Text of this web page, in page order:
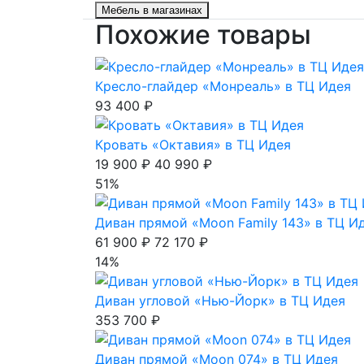
Мебель в магазинах
Похожие товары
Кресло-глайдер «Монреаль» в ТЦ Идея
93 400 ₽
Кровать «Октавия» в ТЦ Идея
19 900 ₽ 40 990 ₽
51%
Диван прямой «Moon Family 143» в ТЦ
61 900 ₽ 72 170 ₽
14%
Диван угловой «Нью-Йорк» в ТЦ Идея
353 700 ₽
Диван прямой «Moon 074» в ТЦ Идея